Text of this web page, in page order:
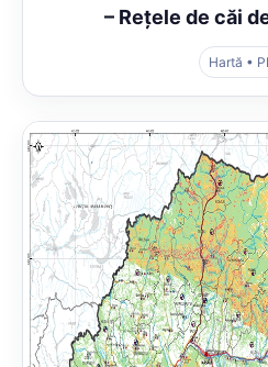
– Rețele de căi
Hartă •